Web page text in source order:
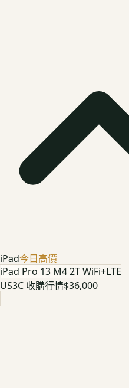
iPad今日高價
iPad Pro 13 M4 2T WiFi+LTE
US3C 收購行情$36,000